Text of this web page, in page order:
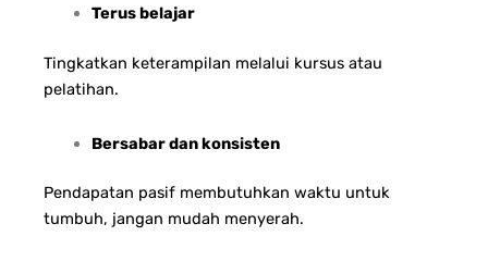
Terus belajar
Tingkatkan keterampilan melalui kursus atau
pelatihan.
Bersabar dan konsisten
Pendapatan pasif membutuhkan waktu untuk
tumbuh, jangan mudah menyerah.